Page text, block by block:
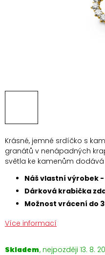
Krásné, jemné srdíčko s
granátů v nenápadných
světla ke kamenům
Náš vlastní výrobek -
Dárková krabička
Možnost vrácení do
Více informací
Skladem 13. 8.